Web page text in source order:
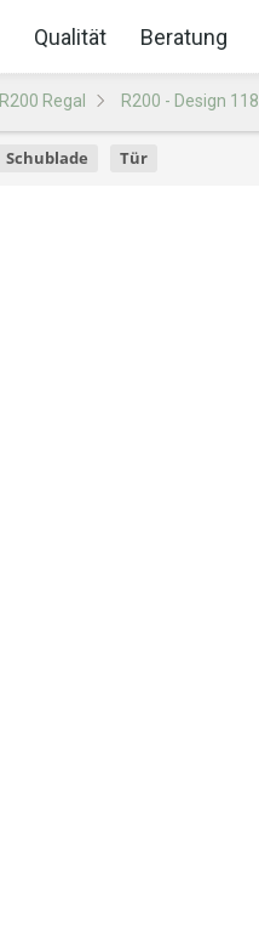
Qualität Beratung
R200 Regal R200 - Design 118
Schublade Tür